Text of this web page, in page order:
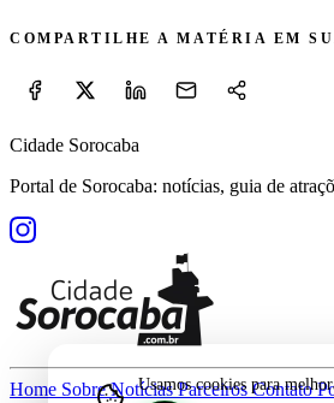
COMPARTILHE A MATÉRIA EM
Cidade Sorocaba
Portal de Sorocaba: notícias, guia de
Home SobreNotíciasParceirosContato
Usamos cookies para